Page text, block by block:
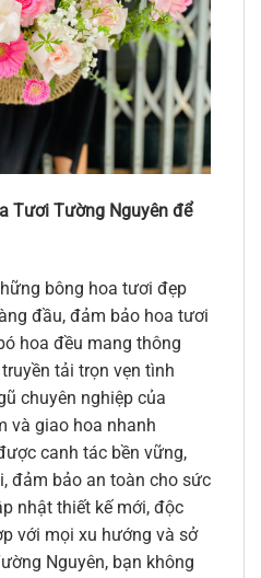
Tươi Tường Nguyên để
bông hoa tươi đẹp
đầu, đảm bảo hoa tươi
hoa đều mang thông
tải trọn vẹn tình
chuyên nghiệp của
và giao hoa nhanh
canh tác bền vững,
đảm bảo an toàn cho sức
nhật thiết kế mới, độc
với mọi xu hướng và sở
Nguyên, bạn không